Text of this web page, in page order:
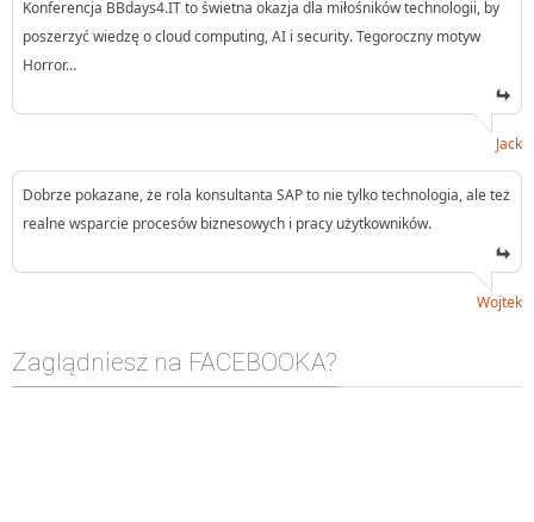
Konferencja BBdays4.IT to świetna okazja dla miłośników technologii, by
poszerzyć wiedzę o cloud computing, AI i security. Tegoroczny motyw
Horror…
Jack
Dobrze pokazane, że rola konsultanta SAP to nie tylko technologia, ale też
realne wsparcie procesów biznesowych i pracy użytkowników.
Wojtek
Zaglądniesz na FACEBOOKA?